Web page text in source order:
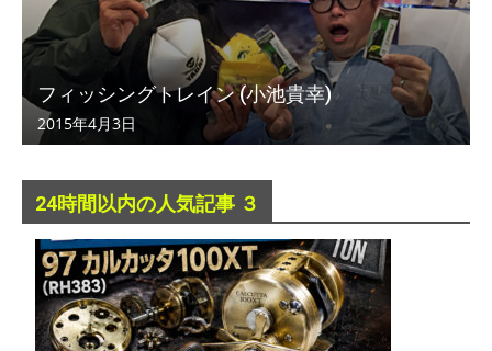
フィッシングトレイン (小池貴幸)
2015年4月3日
24時間以内の人気記事 ３